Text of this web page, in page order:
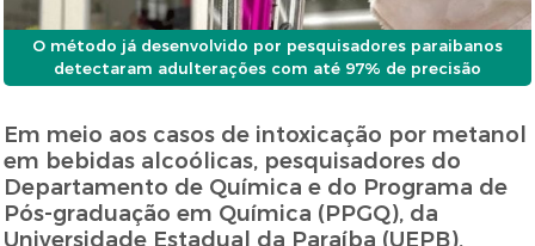
O método já desenvolvido por pesquisadores paraibanos
detectaram adulterações com até 97% de precisão
Em meio aos casos de intoxicação por metanol
em bebidas alcoólicas, pesquisadores do
Departamento de Química e do Programa de
Pós-graduação em Química (PPGQ), da
Universidade Estadual da Paraíba (UEPB),